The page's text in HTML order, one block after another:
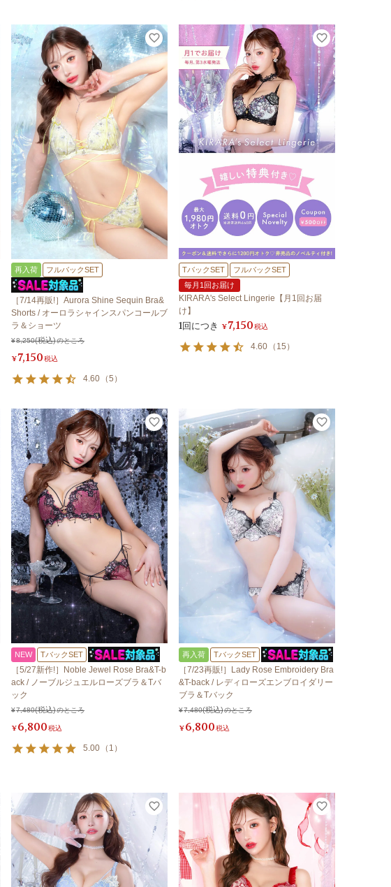
再入荷 フルバックSET
［7/14再販!］Aurora Shine Sequin Bra&
Shorts / オーロラシャインスパンコールブ
ラ＆ショーツ
¥8,250 のところ
¥7,150税込
4.60 （5 ）
TバックSET
フルバックSET
毎月1回お届け
KIRARA's Select Lingerie【月1回お届
け】
1回につき ¥7,150税込
4.60 （ 15 ）
NEW TバックSET
［5/27新作!］Noble Jewel Rose Bra&T-b
ack / ノーブルジュエルローズブラ＆Tバ
ック
¥7,480 のところ
¥6,800税込
5.00 （ 1 ）
再入荷 TバックSET
［7/23再販!］Lady Rose Embroidery Bra
&T-back / レディローズエンブロイダリー
ブラ＆Tバック
¥7,480 のところ
¥6,800税込